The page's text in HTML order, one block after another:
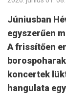
Júniusban
egyszerűen
A frissítően
koncertek
hangulata